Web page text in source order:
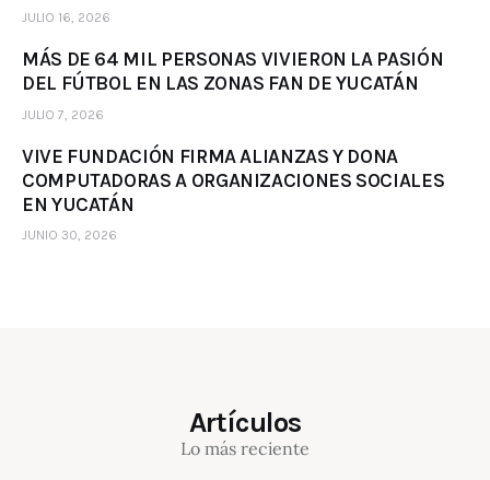
JULIO 16, 2026
MÁS DE 64 MIL PERSONAS VIVIERON LA PASIÓN
DEL FÚTBOL EN LAS ZONAS FAN DE YUCATÁN
JULIO 7, 2026
VIVE FUNDACIÓN FIRMA ALIANZAS Y DONA
COMPUTADORAS A ORGANIZACIONES SOCIALES
EN YUCATÁN
JUNIO 30, 2026
Artículos
Lo más reciente